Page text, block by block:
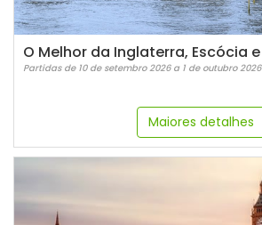
Partidas de 10 de setembro 2026 a 1 de outubro 2026
Maiores detalhes